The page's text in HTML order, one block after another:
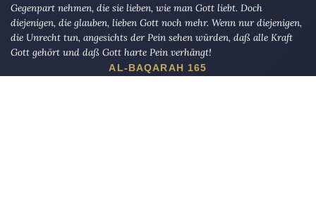
Gegenpart nehmen, die sie lieben, wie man Gott liebt. Doch
diejenigen, die glauben, lieben Gott noch mehr. Wenn nur diejenigen,
die Unrecht tun, angesichts der Pein sehen würden, daß alle Kraft
Gott gehört und daß Gott harte Pein verhängt!
AL-BAQARAH 165